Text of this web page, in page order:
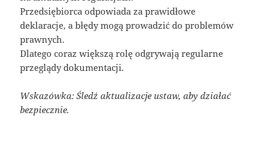
Przedsiębiorca odpowiada za prawidłowe
deklaracje, a błędy mogą prowadzić do problemów
prawnych.
Dlatego coraz większą rolę odgrywają regularne
przeglądy dokumentacji.
Wskazówka: Śledź aktualizacje ustaw, aby działać
bezpiecznie.